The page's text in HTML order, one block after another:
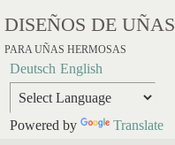
DISEÑOS DE UÑAS
PARA UÑAS HERMOSAS
Deutsch English
Powered by Translate